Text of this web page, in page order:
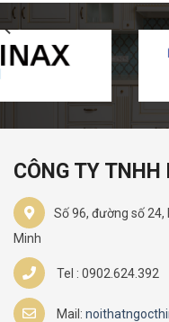
CÔNG TY
Số 96, đường số 24,
Minh
Tel : 0902.624.392
Mail: